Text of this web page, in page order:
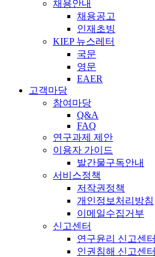
채용안내
채용공고
인재초빙
KIEP 뉴스레터
국문
영문
EAER
고객마당
참여마당
Q&A
FAQ
연구과제 제안
이용자 가이드
발간물구독안내
서비스정책
저작권정책
개인정보처리방침
이메일수집거부
신고센터
연구윤리 신고센터
인권침해 신고센터